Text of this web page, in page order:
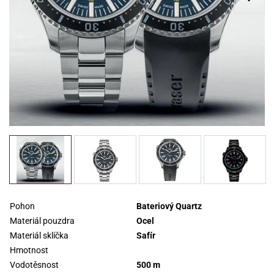
Pohon
Bateriový Quartz
Materiál pouzdra
Ocel
Materiál sklíčka
Safír
Hmotnost
Vodotěsnost
500 m